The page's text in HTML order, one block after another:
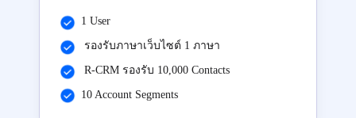
1 User
รองรับภาษาเว็บไซต์ 1 ภาษา
R-CRM รองรับ 10,000 Contacts
10 Account Segments